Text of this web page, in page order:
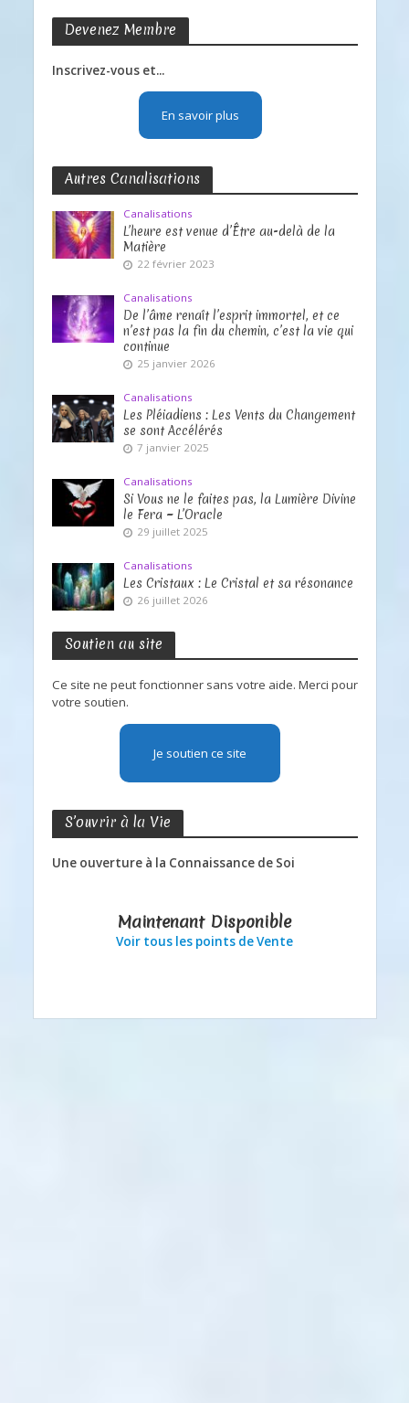
Devenez Membre
Inscrivez-vous et...
En savoir plus
Autres Canalisations
Canalisations
L’heure est venue d’Être au-delà de la
Matière
22 février 2023
Canalisations
De l’âme renaît l’esprit immortel, et ce
n’est pas la fin du chemin, c’est la vie qui
continue
25 janvier 2026
Canalisations
Les Pléiadiens : Les Vents du Changement
se sont Accélérés
7 janvier 2025
Canalisations
Si Vous ne le faites pas, la Lumière Divine
le Fera ~ L’Oracle
29 juillet 2025
Canalisations
Les Cristaux : Le Cristal et sa résonance
26 juillet 2026
Soutien au site
Ce site ne peut fonctionner sans votre aide. Merci pour
votre soutien.
Je soutien ce site
S’ouvrir à la Vie
Une ouverture à la Connaissance de Soi
Maintenant Disponible
Voir tous les points de Vente